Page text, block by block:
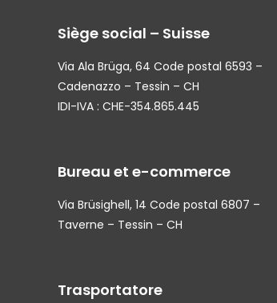
Siège social – Suisse
Via Ala Brüga, 64 Code postal 6593 –
Cadenazzo – Tessin – CH
IDI-IVA : CHE-354.865.445
Bureau et e-commerce
Via Brüsighell, 14 Code postal 6807 –
Taverne – Tessin – CH
Trasportatore